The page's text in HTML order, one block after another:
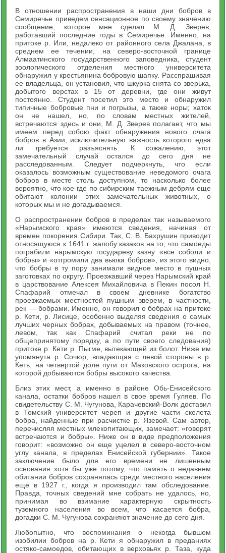
В отношении распространения в наши дни бобров в
Семиречье приведем сенсационное по своему значению
сообщение, которое мне сделал М. Д. Зверев,
работавший последние годы в Семиречье. Именно, на
притоке р. Или, недалеко от районного села Джалана, в
среднем ее течении, на северо-восточной границе
Алмаатинского государственного заповедника, студент
зоологического отделения местного университета
обнаружил у крестьянина бобровую шапку. Расспрашивая
ее владельца, он установил, что шкурка снята со зверька,
добытого верстах в 15 от деревни, где они живут
постоянно. Студент посетил это место и обнаружил
типичные бобровые пни и погрызы, а также норы; хаток
он не нашел, но, по словам местных жителей,
встречаются здесь и они, М. Д. Зверев полагает, что мы
имеем перед собою факт обнаружения нового очага
бобров в Азии, исключительную важность которого едва
ли требуется разъяснять. К сожалению, этот
замечательный случай остался до сего дня не
расследованным. Следует подчеркнуть, что если
оказалось возможным существование неведомого очага
бобров в месте столь доступном, то насколько более
вероятно, что кое-где по сибирским таежным дебрям еще
обитают колонии этих замечательных животных, о
которых мы и не догадываемся.
О распространении бобров в пределах так называемого
«Нарымского края» имеются сведения, начиная от
времен покорения Сибири. Так, С. В. Бахрушин приводит
относящуюся к 1641 г. жалобу казаков на то, что самоеды
пограбили нарымскую государеву казну «все соболи и
бобры» и «отгромили два вьюка бобров», из этого видно,
что бобры в ту пору занимали видное место в пушных
заготовках по округу. Проезжавший через Нарымский край
в царствование Алексея Михайловича в Пекин посол Н.
Спафарий отмечал в своем дневнике богатство
проезжаемых местностей пушным зверем, в частности,
рек — бобрами. Именно, он говорил о бобрах на притоке
р. Кети, р. Лисице, особенно выделяя сведения о самых
лучших черных бобрах, добываемых на правом (точнее,
левом, так как Спафарий считал реки не по
общепринятому порядку, а по пути своего следования)
притоке р. Кети р. Пыгме, вытекающей из болот. Ниже им
упомянута р. Сочюр, впадающая с левой стороны в р.
Кеть, на четвертой доле пути от Маковского острога, на
которой добываются бобры высокого качества.
Близ этих мест, а именно в районе Обь-Енисейского
канала, остатки бобров нашел в свое время Гуляев. По
свидетельству С. М. Чугунова, Карачевский-Волк доставил
в Томский университет череп и другие части скелета
бобра, найденные при расчистке р. Язевой. Сам автор,
перечисляя местных млекопитающих, замечает: «говорят
встречаются и бобры». Ниже он в виде предположения
говорит: «возможно он еще уцелел в северо-восточном
углу канала, в пределах Енисейской губернии». Такое
заключение было для его времени не лишенным
основания хотя бы уже потому, что память о недавнем
обитании бобров сохранялась среди местного населения
еще в 1927 г., когда я производил там обследование.
Правда, точных сведений мне собрать не удалось, но,
принимая во взимание характерную скрытность
туземного населения во всем, что касается бобра,
догадки С. М. Чугунова сохраняют значение до сего дня.
Любопытно, что воспоминания о некогда бывшем
изобилии бобров на р. Кети я обнаружил в преданиях
остяко-самоедов, обитающих в верховьях р. Таза, куда